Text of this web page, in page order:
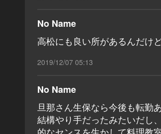
No Name
高松にも良い所があるんだけ
2019/12/07 05:13
No Name
旦那さん生保なら今後も転勤
結構やり手だったみたいだし
的なセンスを生かして料理教